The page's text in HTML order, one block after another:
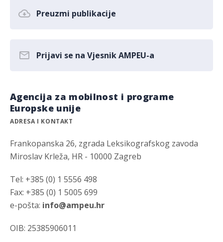
Preuzmi publikacije
Prijavi se na Vjesnik AMPEU-a
Agencija za mobilnost i programe
Europske unije
ADRESA I KONTAKT
Frankopanska 26, zgrada Leksikografskog zavoda
Miroslav Krleža, HR - 10000 Zagreb
Tel: +385 (0) 1 5556 498
Fax: +385 (0) 1 5005 699
e-pošta: info@ampeu.hr
OIB: 25385906011